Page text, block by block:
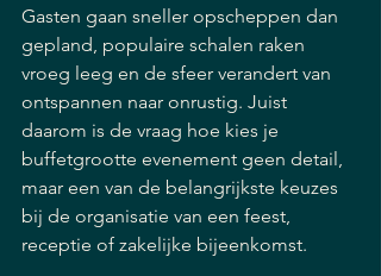
Gasten gaan sneller opscheppen dan
gepland, populaire schalen raken
vroeg leeg en de sfeer verandert van
ontspannen naar onrustig. Juist
daarom is de vraag hoe kies je
buffetgrootte evenement geen detail,
maar een van de belangrijkste keuzes
bij de organisatie van een feest,
receptie of zakelijke bijeenkomst.